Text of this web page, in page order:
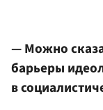
— Можно
барьеры
в